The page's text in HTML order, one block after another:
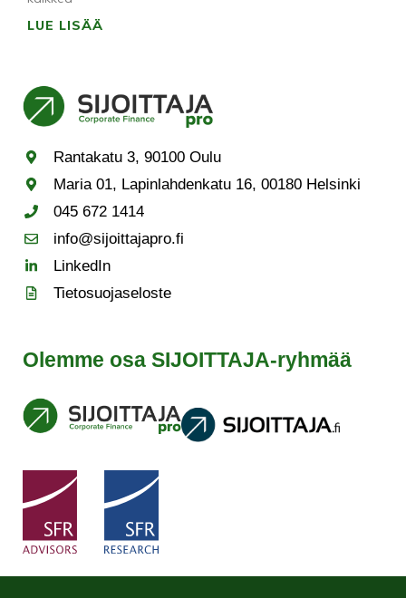
LUE LISÄÄ
Rantakatu 3, 90100 Oulu
Maria 01, Lapinlahdenkatu 16, 00180 Helsinki
045 672 1414
info@sijoittajapro.fi
LinkedIn
Tietosuojaseloste
Olemme osa SIJOITTAJA-ryhmää